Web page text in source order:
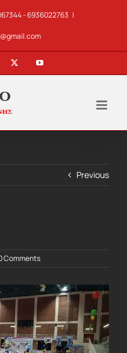
- 6936022763 |
YouTube
Previous
Comments